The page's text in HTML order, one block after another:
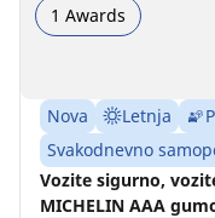
1 Awards
Nova Letnja
Svakodnevno
Vozite sigurno,
MICHELIN AAA